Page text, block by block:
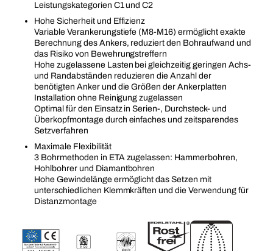
Leistungskategorien C1 und C2
Hohe Sicherheit und Effizienz
Variable Verankerungstiefe (M8-M16) ermöglicht exakte
Berechnung des Ankers, reduziert den Bohraufwand und
das Risiko von Bewehrungstreffern
Hohe zugelassene Lasten bei gleichzeitig geringen Achs-
und Randabständen reduzieren die Anzahl der
benötigten Anker und die Größen der Ankerplatten
Installation ohne Reinigung zugelassen
Optimal für den Einsatz in Serien-, Durchsteck- und
Überkopfmontage durch einfaches und zeitsparendes
Setzverfahren
Maximale Flexibilität
3 Bohrmethoden in ETA zugelassen: Hammerbohren,
Hohlbohrer und Diamantbohren
Hohe Gewindelänge ermöglicht das Setzen mit
unterschiedlichen Klemmkräften und die Verwendung für
Distanzmontage